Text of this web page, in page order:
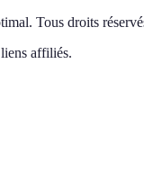
. Tous droits
affiliés.